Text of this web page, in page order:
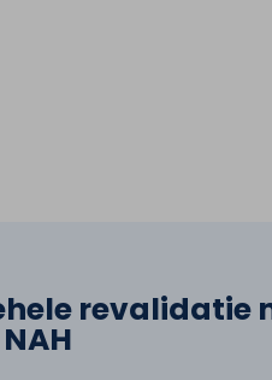
revalidatie